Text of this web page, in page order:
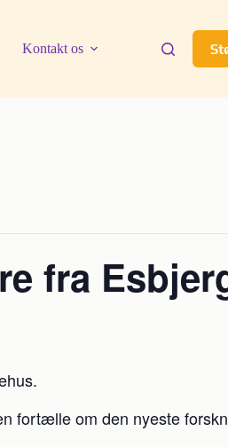
Kontakt os
fra
fortælle om den nyeste